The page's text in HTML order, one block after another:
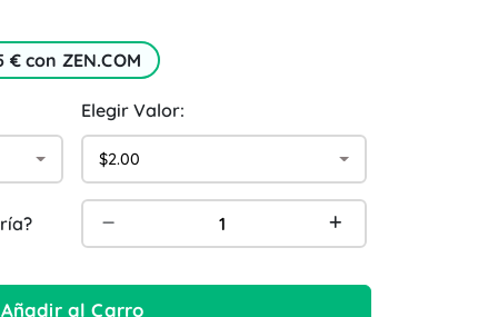
€ con ZEN.COM
Elegir Valor:
$2.00
Añadir al Carro